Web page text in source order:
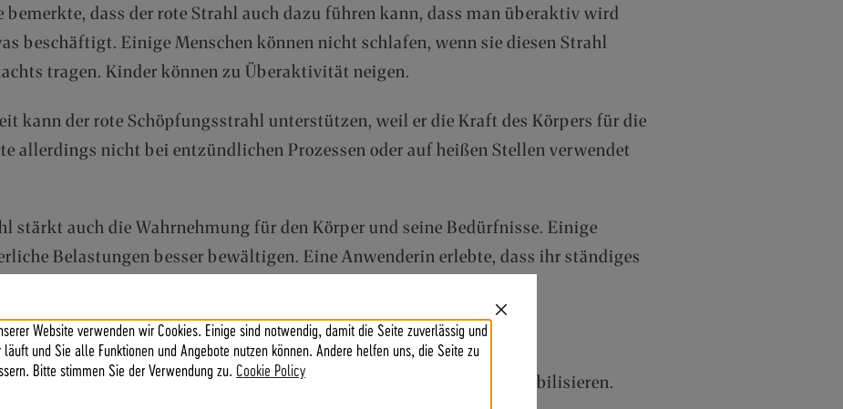
Close
Website verwenden wir Cookies. Einige sind notwendig, damit die Seite zuverlässig und
läuft und Sie alle Funktionen und Angebote nutzen können. Andere helfen uns, die Seite zu
Bitte stimmen Sie der Verwendung zu. Cookie Policy
bemerkte, dass der rote Strahl auch dazu führen kann, dass man überaktiv wird
beschäftigt. Einige Menschen können nicht schlafen, wenn sie diesen Strahl
tragen. Kinder können zu Überaktivität neigen.
kann der rote Schöpfungsstrahl unterstützen, weil er die Kraft des Körpers für die
allerdings nicht bei entzündlichen Prozessen oder auf heißen Stellen verwendet
stärkt auch die Wahrnehmung für den Körper und seine Bedürfnisse. Einige
Belastungen besser bewältigen. Eine Anwenderin erlebte, dass ihr ständiges
und sie dadurch wieder normal essen konnte.
ein und bitte ihn, dich auf allen Ebenen deines Wesens zu stabilisieren.